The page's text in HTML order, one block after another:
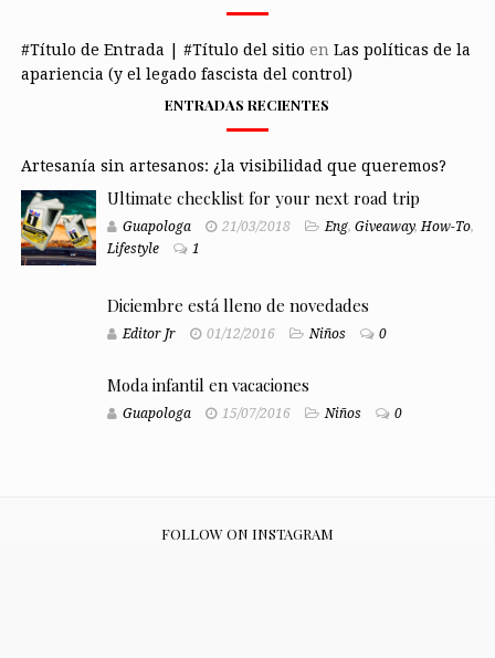
#Título de Entrada | #Título del sitio en Las políticas de la
apariencia (y el legado fascista del control)
ENTRADAS RECIENTES
Artesanía sin artesanos: ¿la visibilidad que queremos?
Ultimate checklist for your next road trip
Guapologa 21/03/2018 Eng, Giveaway,How-To,
Lifestyle
1
Diciembre está lleno de novedades
Editor Jr 01/12/2016 Niños 0
Moda infantil en vacaciones
Guapologa 15/07/2016 Niños 0
FOLLOW ON INSTAGRAM